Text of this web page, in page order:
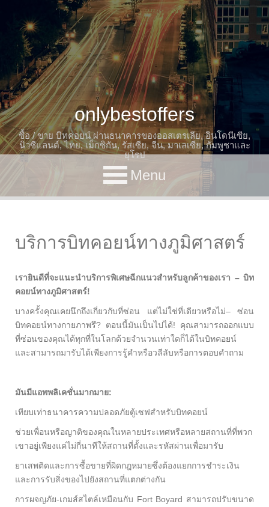
onlybestoffers
ซื้อ / ขาย บิทคอยน์ ผ่านธนาคารของออสเตรเลีย, อินโดนีเซีย,
นิวซีแลนด์, ไทย, เม็กซิกัน, รัสเซีย, จีน, มาเลเซีย, กัมพูชาและ
ยุโรป
Menu
บริการบิทคอยน์ทางภูมิศาสตร์
เรายินดีที่จะแนะนำบริการพิเศษฉีกแนวสำหรับลูกค้าของเรา – บิท
คอยน์ทางภูมิศาสตร์!
บางครั้งคุณเคยนึกถึงเกี่ยวกับที่ซ่อน แต่ไม่ใช่ที่เดียวหรือไม่– ซ่อน
บิทคอยน์ทางกายภาพรึ? ตอนนี้มันเป็นไปได้! คุณสามารถออกแบบ
ที่ซ่อนของคุณได้ทุกที่ในโลกด้วยจำนวนเท่าใดก็ได้ในบิทคอยน์
และสามารถมารับได้เพียงการรู้คำหรือวลีลับหรือการตอบคำถาม
มันมีแอพพลิเคชั่นมากมาย:
เทียบเท่าธนาคารความปลอดภัยตู้เซฟสำหรับบิทคอยน์
ช่วยเพื่อนหรือญาติของคุณในหลายประเทศหรือหลายสถานที่ที่พวก
เขาอยู่เพียงแค่ไม่กี่นาทีให้สถานที่ตั้งและรหัสผ่านเพื่อมารับ
ยาเสพติดและการซื้อขายที่ผิดกฎหมายซึ่งต้องแยกการชำระเงิน
และการรับสิ่งของไปยังสถานที่แตกต่างกัน
การผจญภัย-เกมส์สไตล์เหมือนกับ Fort Boyard สามารถปรับขนาด